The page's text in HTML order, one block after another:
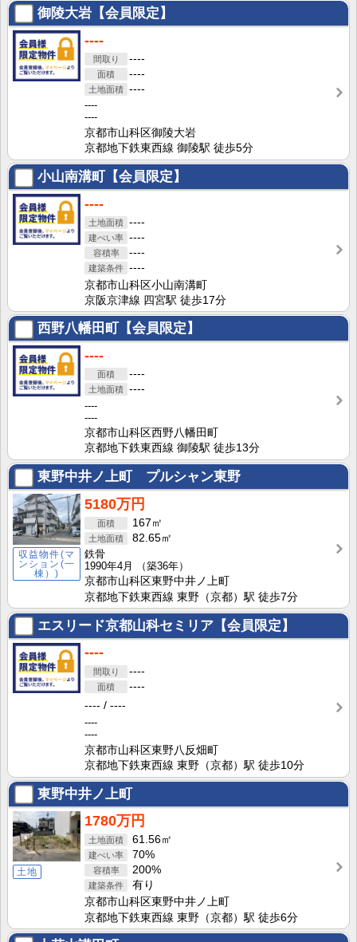
御陵大岩【会員限定】
----
----
----
----
----
----
京都市山科区御陵大岩
京都地下鉄東西線 御陵駅 徒歩5分
小山南溝町【会員限定】
----
----
----
----
----
京都市山科区小山南溝町
京阪京津線 四宮駅 徒歩17分
西野八幡田町【会員限定】
----
----
----
----
----
京都市山科区西野八幡田町
京都地下鉄東西線 御陵駅 徒歩13分
東野中井ノ上町 プルシャン東野
収益物件(マ
ンション(一
棟）)
5180万円
167㎡
82.65㎡
鉄骨
1990年4月
（築36年）
京都市山科区東野中井ノ上町
京都地下鉄東西線 東野（京都）駅 徒歩7分
エスリード京都山科セミリア【会員限定】
----
----
----
----
----
----
----
京都市山科区東野八反畑町
京都地下鉄東西線 東野（京都）駅 徒歩10分
東野中井ノ上町
土地
1780万円
61.56㎡
70%
200%
有り
京都市山科区東野中井ノ上町
京都地下鉄東西線 東野（京都）駅 徒歩6分